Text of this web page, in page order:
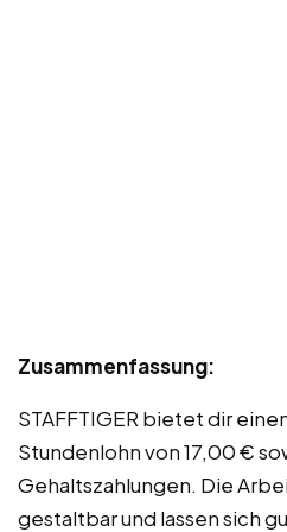
Zusammenfassung:
STAFFTIGER bietet dir
Stundenlohn von 17,00 €
Gehaltszahlungen. Die
gestaltbar und lassen sich